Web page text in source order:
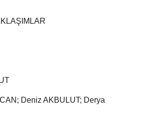
Deniz AKBULUT; Derya